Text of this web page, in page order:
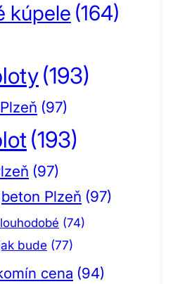
kúpele (164)
(193)
(97)
(193)
(97)
beton Plzeň (97)
(74)
bude (77)
cena (94)